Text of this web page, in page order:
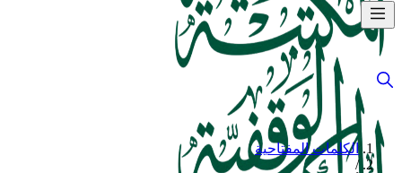
الكلمات المفتاحية
/